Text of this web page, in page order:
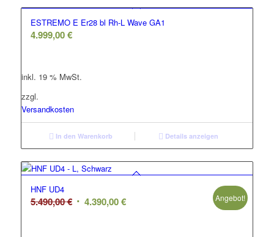
ESTREMO E Er28 bl Rh-L Wave GA1
4.999,00€
inkl. 19 % MwSt.
zzgl.
Versandkosten
In den Warenkorb Details anzeigen
HNF UD4
5.490,00€ Ursprünglicher
4.390,00€Aktueller
Angebot!